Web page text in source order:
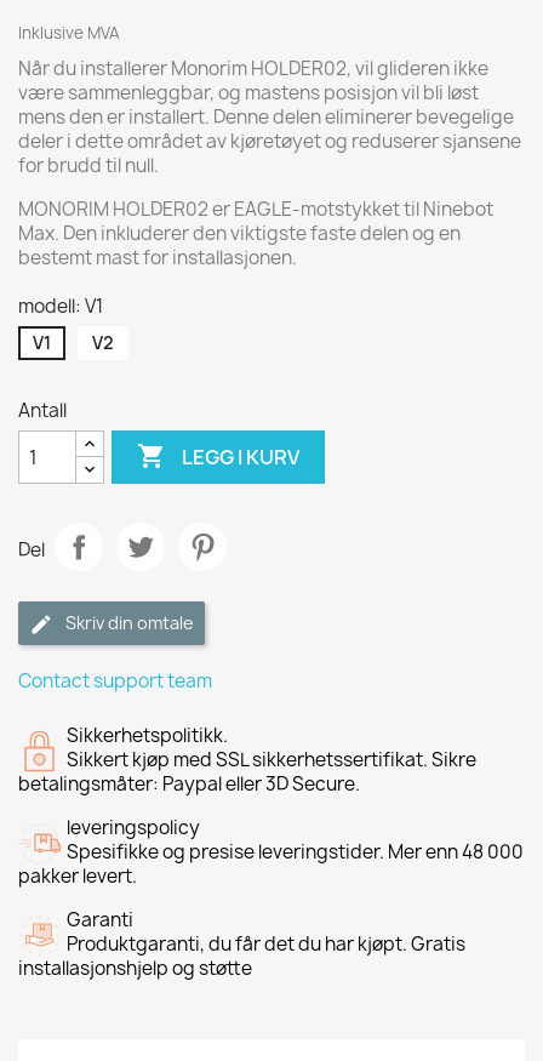
Inklusive MVA
Når du installerer Monorim HOLDER02, vil glideren ikke
være sammenleggbar, og mastens posisjon vil bli løst
mens den er installert. Denne delen eliminerer bevegelige
deler i dette området av kjøretøyet og reduserer sjansene
for brudd til null.
MONORIM HOLDER02 er EAGLE-motstykket til Ninebot
Max. Den inkluderer den viktigste faste delen og en
bestemt mast for installasjonen.
modell: V1
V1 V2
Antall
 LEGG I KURV
Del
Skriv din omtale
Contact support team
Sikkerhetspolitikk.
Sikkert kjøp med SSL sikkerhetssertifikat. Sikre
betalingsmåter: Paypal eller 3D Secure.
leveringspolicy
Spesifikke og presise leveringstider. Mer enn 48 000
pakker levert.
Garanti
Produktgaranti, du får det du har kjøpt. Gratis
installasjonshjelp og støtte